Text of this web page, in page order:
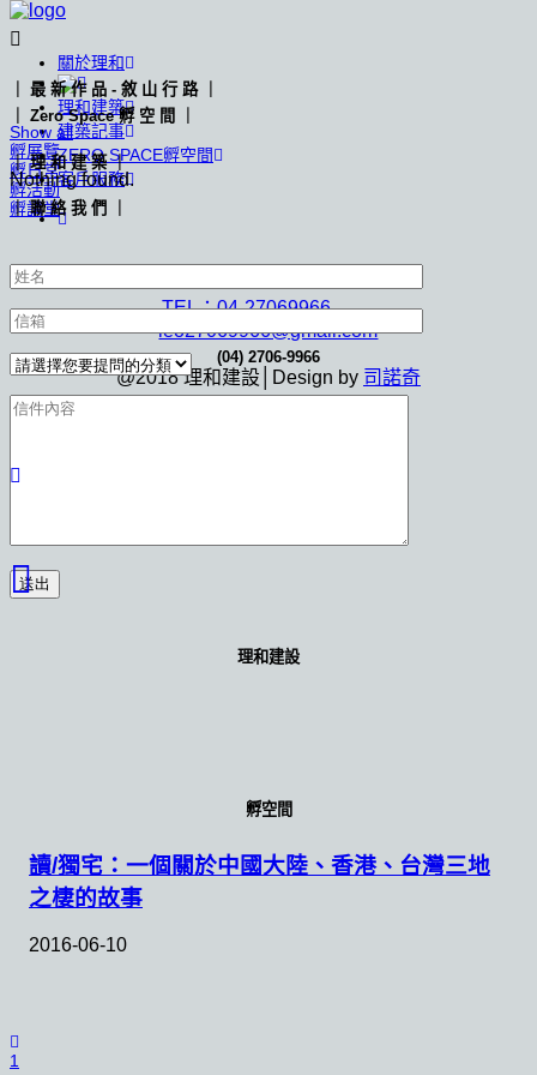
關於理和
理和建築
建築記事
ZERO SPACE孵空間
客戶服務
｜ 最 新 作 品 - 敘 山 行 路 ｜
｜ Zero Space 孵 空 間 ｜
Show all
孵展覽
孵日常
孵活動
孵講堂
讀/獨宅：一個關於中國大陸、香港、台灣三地
之棲的故事
2016-06-10
1
｜ 理 和 建 築 ｜
Nothing found.
｜ 聯 絡 我 們 ｜
(04) 2706-9966
理和建設
孵空間
TEL：04-27069966
leo27069966@gmail.com
@2018 理和建設│Design by 司諾奇